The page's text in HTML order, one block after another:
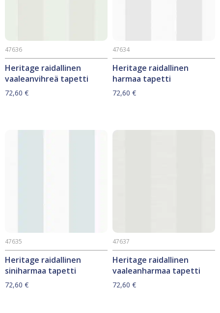
Heritage raidallinen
vaaleanvihreä tapetti
47636
72,60 €
Heritage raidallinen
harmaa tapetti
47634
72,60 €
Heritage raidallinen
siniharmaa tapetti
47635
72,60 €
Heritage raidallinen
vaaleanharmaa tapetti
47637
72,60 €